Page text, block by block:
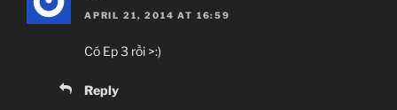
APRIL 21, 2014 AT 16:59
Có Ep 3 rồi >:)
Reply